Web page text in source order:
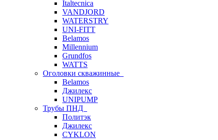
Italtecnica
VANDJORD
WATERSTRY
UNI-FITT
Belamos
Millennium
Grundfos
WATTS
Оголовки скважинные
Belamos
Джилекс
UNIPUMP
Трубы ПНД
Политэк
Джилекс
CYKLON